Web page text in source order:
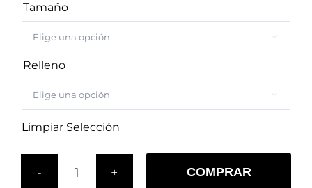
Tamaño

Relleno

Limpiar Selección
Cojín
COMPRAR